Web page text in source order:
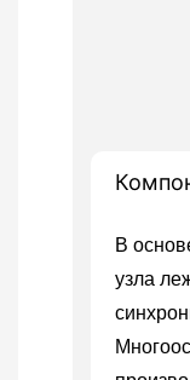
В
узла